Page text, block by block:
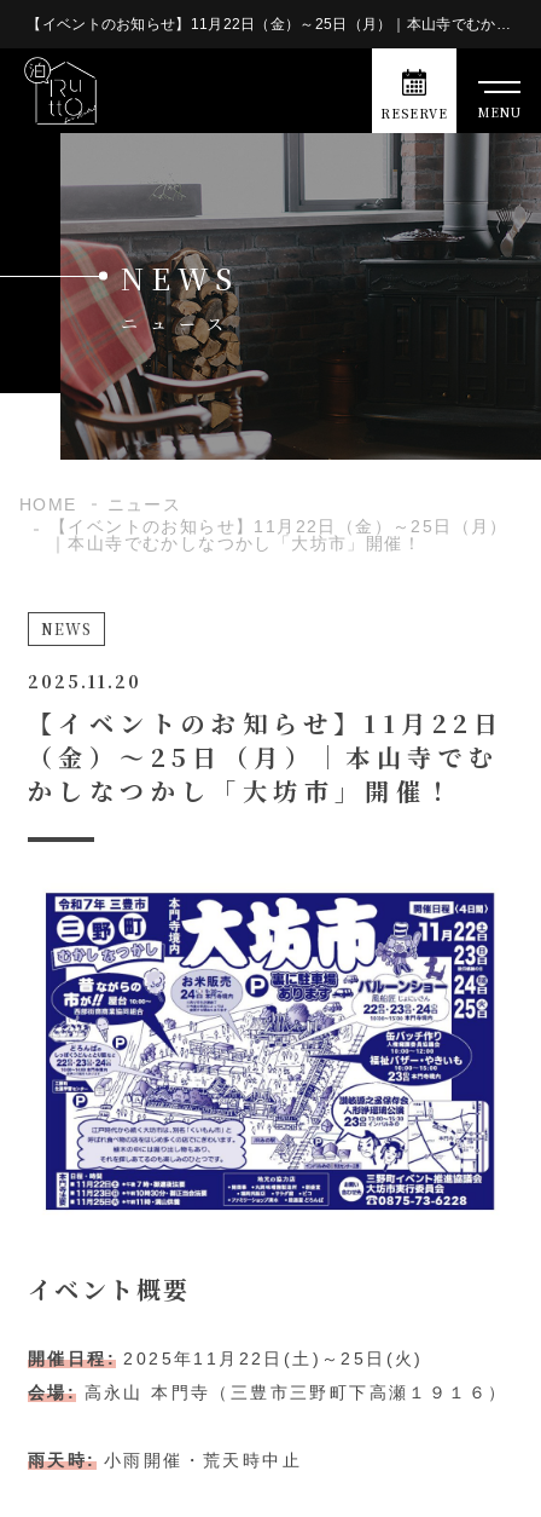
【イベントのお知らせ】11月22日（金）～25日（月）｜本山寺でむかしなつかし「大坊市」開催！ - 泊Rutto(とまるっと) | 泊Rutto(とまるっと)
RESERVE MENU
NEWS
ニュース
HOME
ニュース
【イベントのお知らせ】11月22日（金）～25日（月）
｜本山寺でむかしなつかし「大坊市」開催！
NEWS
2025.11.20
【イベントのお知らせ】11月22日
（金）～25日（月）｜本山寺でむ
かしなつかし「大坊市」開催！
イベント概要
開催日程: 2025年11月22日(土)～25日(火)
会場: 高永山 本門寺（三豊市三野町下高瀬１９１６）
雨天時:小雨開催・荒天時中止